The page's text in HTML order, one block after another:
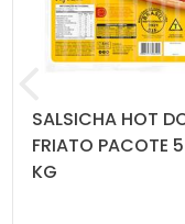
SALSICHA HOT
FRIATO PACOTE 5
KG